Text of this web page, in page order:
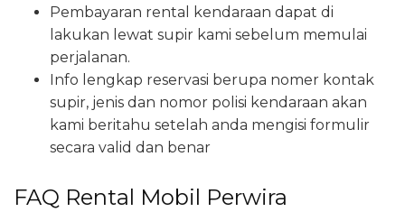
Pembayaran rental kendaraan dapat di
lakukan lewat supir kami sebelum memulai
perjalanan.
Info lengkap reservasi berupa nomer kontak
supir, jenis dan nomor polisi kendaraan akan
kami beritahu setelah anda mengisi formulir
secara valid dan benar
FAQ Rental Mobil Perwira